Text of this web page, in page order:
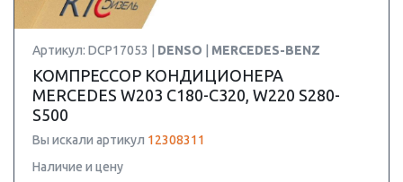
Артикул: DCP17053 | DENSO MERCEDES-BENZ
КОМПРЕССОР КОНДИЦИОНЕРА
MERCEDES W203 C180-C320, W220 S280-
S500
Вы искали артикул 12308311
Наличие и цену